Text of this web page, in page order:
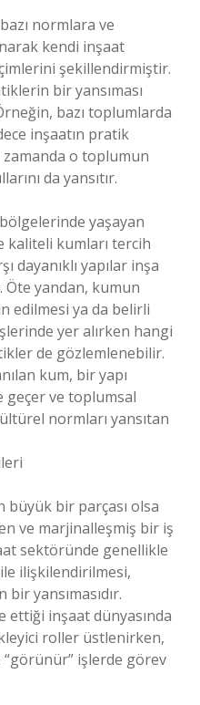
normlara ve
kendi inşaat
şekillendirmiştir.
bir yansıması
bazı toplumlarda
inşaatın pratik
o toplumun
da yansıtır.
yaşayan
kaliteli kumları tercih
dayanıklı yapılar inşa
Öte yandan, kumun
edilmesi ya da belirli
yer alırken hangi
de gözlemlenebilir.
kum, bir yapı
geçer ve toplumsal
normları yansıtan
büyük bir parçası olsa
ve marjinalleşmiş bir iş
sektöründe genellikle
ilişkilendirilmesi,
yansımasıdır.
ettiği inşaat dünyasında
roller üstlenirken,
işlerde görev